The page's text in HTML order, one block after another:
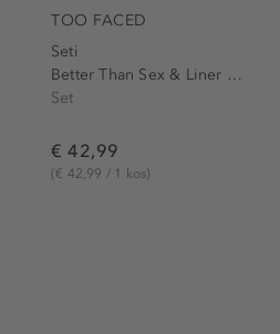
TOO FACED
Seti
Better Than Sex & Liner Duo
Set
€ 42,99
(€ 42,99 / 1 kos)